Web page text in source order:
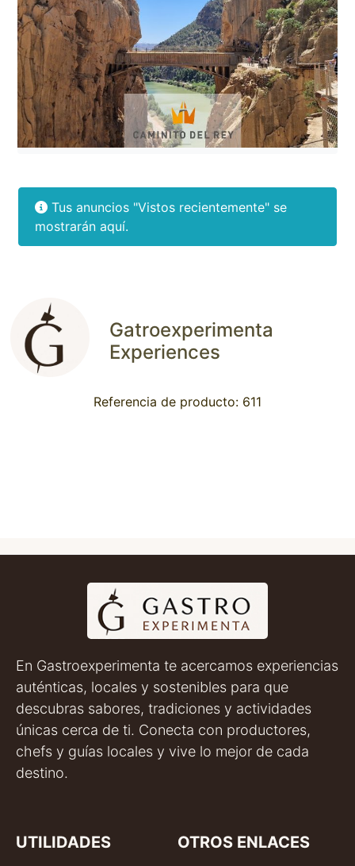
Tus anuncios "Vistos recientemente" se
mostrarán aquí.
Gatroexperimenta
Experiences
Referencia de producto: 611
En Gastroexperimenta te acercamos experiencias
auténticas, locales y sostenibles para que
descubras sabores, tradiciones y actividades
únicas cerca de ti. Conecta con productores,
chefs y guías locales y vive lo mejor de cada
destino.
UTILIDADES OTROS ENLACES